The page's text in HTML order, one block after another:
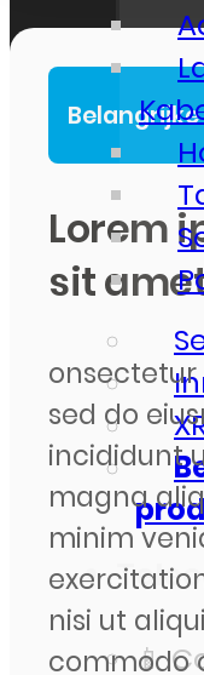
📱
Lorem
sit
onsectetur
sed do
incididunt
magna
minim
nisi ut
commodo